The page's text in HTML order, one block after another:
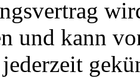
und kann